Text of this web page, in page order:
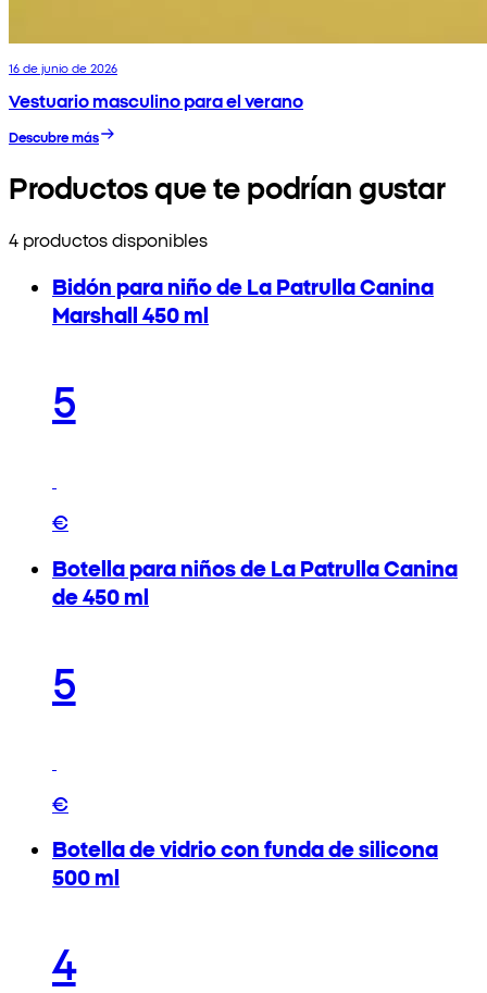
16 de junio de 2026
Vestuario masculino para el verano
Descubre más
Productos que te podrían gustar
4 productos disponibles
Bidón para niño de La Patrulla Canina
Marshall 450 ml
5
€
Botella para niños de La Patrulla Canina
de 450 ml
5
€
Botella de vidrio con funda de silicona
500 ml
4